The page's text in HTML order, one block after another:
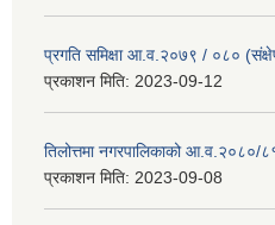
प्रगति समिक्षा आ.व.२०७९ / ०८०
प्रकाशन मिति: 2023-09-12
तिलोत्तमा नगरपालिकाको आ.व.२०८०/
प्रकाशन मिति: 2023-09-08